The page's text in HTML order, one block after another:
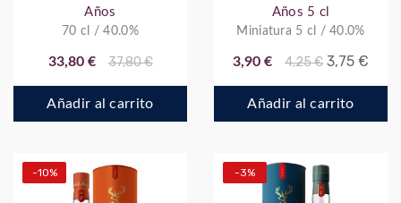
Años
70 cl / 40.0%
33,80 € 37,80 €
Añadir al carrito
Años 5 cl
Miniatura 5 cl / 40.0%
3,90 € 4,25 € 3,75 €
Añadir al carrito
-10% -3%